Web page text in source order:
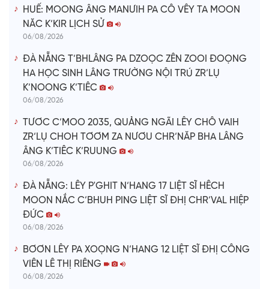
HUẾ: MOONG ÂNG MANƯIH PA CÔ VÊY TA MOON
NĂC K’KIR LỊCH SỬ
06/08/2026
ĐÀ NẴNG T’BHLÂNG PA DZOỌC ZÊN ZOOI ĐOỌNG
HA HỌC SINH LÂNG TRƯỜNG NỘI TRÚ ZR’LỤ
K’NOONG K’TIÊC
06/08/2026
TƯƠC C’MOO 2035, QUẢNG NGÃI LÊY CHÔ VAIH
ZR’LỤ CHOH TƠƠM ZA NƯƠU CHR’NĂP BHA LÂNG
ÂNG K’TIÊC K’RUUNG
06/08/2026
ĐÀ NẴNG: LÊY P'GHIT N’HANG 17 LIỆT SĨ HÊCH
MOON NẮC C’BHUH PING LIỆT SĨ ĐHỊ CHR’VAL HIỆP
ĐỨC
06/08/2026
BƠƠN LÊY PA XOỌNG N’HANG 12 LIỆT SĨ ĐHỊ CÔNG
VIÊN LÊ THỊ RIÊNG
06/08/2026